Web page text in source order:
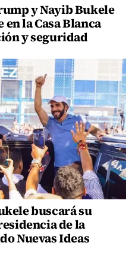
y Nayib Bukele
la Casa Blanca
y seguridad
buscará su
de la
Nuevas Ideas